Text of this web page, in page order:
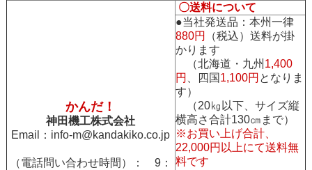
かんだ！
神田機工株式会社
Email： info-m@kandakiko.co.jp
（電話問い合わせ時間）： 9：
〇送料について
●当社発送品：本州一律
880円
（税込）送料が掛
かります
（北海道・九州 1,400
円
、四国 1,100円 となりま
す）
（20㎏以下、サイズ縦
横高さ合計130㎝まで）
※お買い上げ合計、
22,000円以上にて送料無
料です